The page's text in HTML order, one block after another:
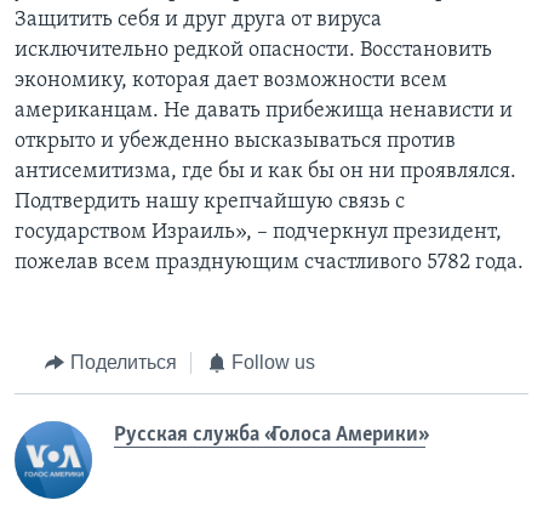
Защитить себя и друг друга от вируса
исключительно редкой опасности. Восстановить
экономику, которая дает возможности всем
американцам. Не давать прибежища ненависти и
открыто и убежденно высказываться против
антисемитизма, где бы и как бы он ни проявлялся.
Подтвердить нашу крепчайшую связь с
государством Израиль», – подчеркнул президент,
пожелав всем празднующим счастливого 5782 года.
Поделиться Follow us
Русская служба «Голоса Америки»